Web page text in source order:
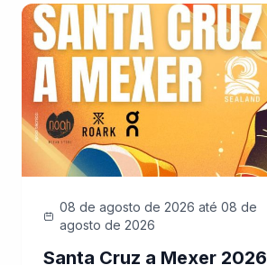
08 de agosto de 2026 até 08 de
agosto de 2026
Santa Cruz a Mexer 2026